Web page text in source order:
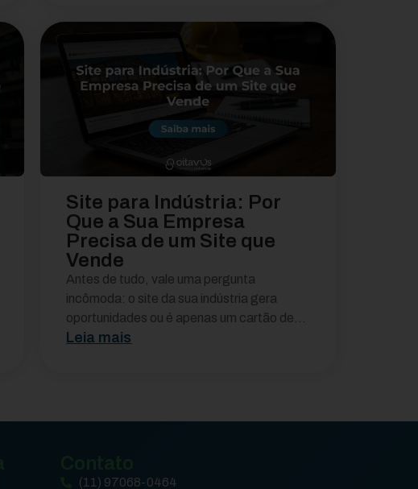
Site para Indústria: Por
Que a Sua Empresa
Precisa de um Site que
Vende
Antes de tudo, vale uma pergunta
incômoda: o site da sua indústria gera
oportunidades ou é apenas um cartão de...
Leia mais
(11) 97068-0464